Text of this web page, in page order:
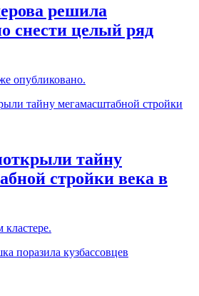
решила
снести целый ряд
опубликовано.
тайну
стройки века в
кластере.